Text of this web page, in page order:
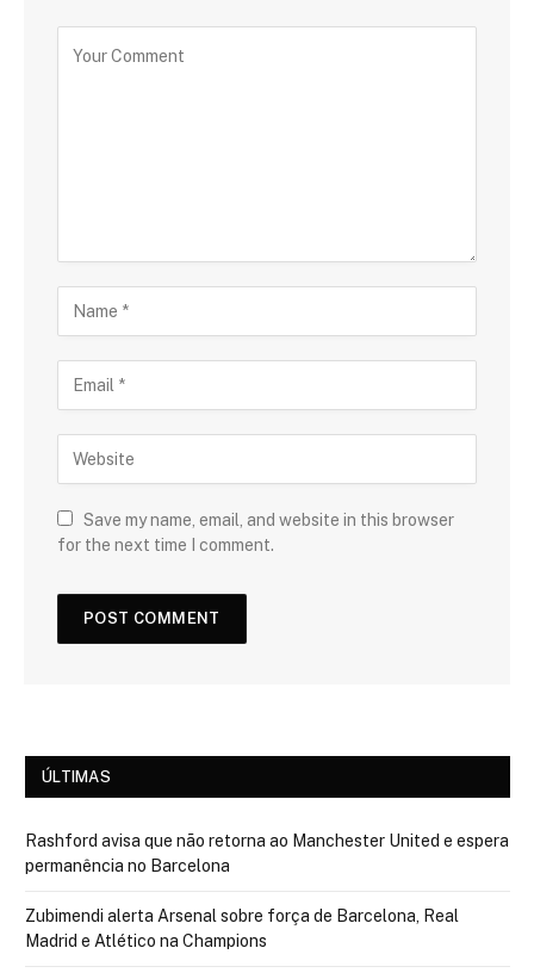
Save my name, email, and website in this browser
for the next time I comment.
ÚLTIMAS
Rashford avisa que não retorna ao Manchester United e espera
permanência no Barcelona
Zubimendi alerta Arsenal sobre força de Barcelona, Real
Madrid e Atlético na Champions